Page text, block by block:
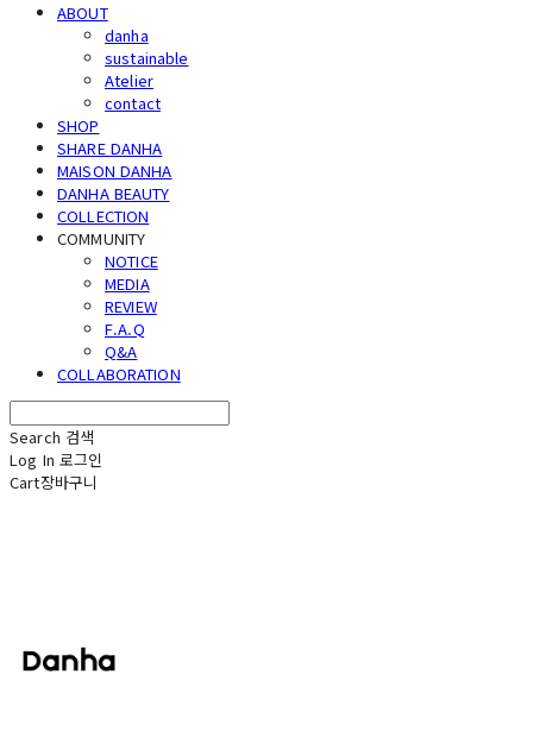
ABOUT
danha
sustainable
Atelier
contact
SHOP
SHARE DANHA
MAISON DANHA
DANHA BEAUTY
COLLECTION
COMMUNITY
NOTICE
MEDIA
REVIEW
F.A.Q
Q&A
COLLABORATION
Search 검색
Log In 로그인
Cart장바구니